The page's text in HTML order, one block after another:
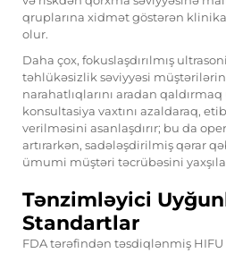
qruplarına xidmət göstərən
olur.
Daha çox, fokuslaşdırılmış
təhlükəsizlik səviyyəsi
narahatlıqlarını aradan
konsultasiya vaxtını azaldaraq,
verilməsini asanlaşdırır; bu da
artırarkən, sadələşdirilmiş qərar
ümumi müştəri təcrübəsini
Tənzimləyici
Standartlar
FDA tərəfindən təsdiqlənmiş HIFU